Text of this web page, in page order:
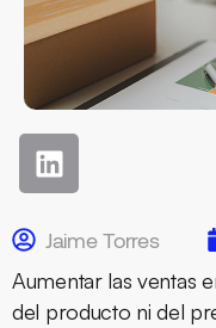
Jaime Torres
Aumentar las ventas
del producto ni del